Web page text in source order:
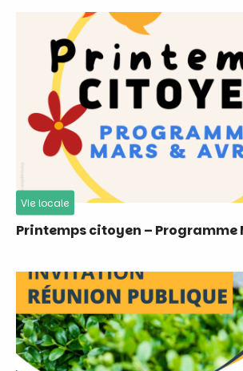
Vie locale
Printemps citoyen – Programme